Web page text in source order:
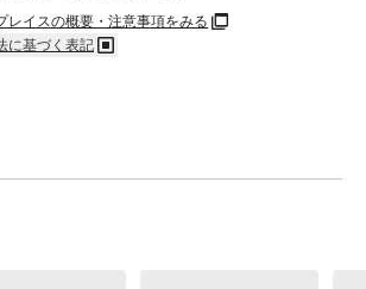
レイスの概要・注意事項をみる
に基づく表記